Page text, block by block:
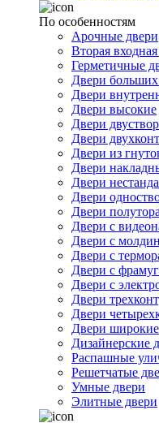
По особенностям
Арочные двери
Вторая
Герметичные
Двери больших
Двери
Двери высокие
Двери
Двери
Двери из
Двери
Двери
Двери
Двери
Двери с
Двери с
Двери с
Двери с
Двери с
Двери
Двери
Двери широкие
Дизайнерские
Распашные
Решетчатые
Умные двери
Элитные двери